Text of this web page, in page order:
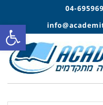
04-
פתח